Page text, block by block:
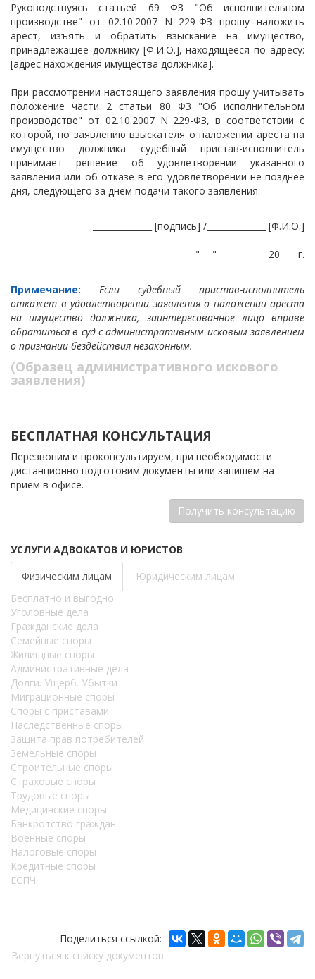
Руководствуясь статьей 69 ФЗ "Об исполнительном
производстве" от 02.10.2007 N 229-ФЗ прошу наложить
арест, изъять и обратить взыскание на имущество,
принадлежащее должнику [Ф.И.О.], находящееся по адресу:
[адрес нахождения имущества должника].
При рассмотрении настоящего заявления прошу учитывать
положение части 2 статьи 80 ФЗ "Об исполнительном
производстве" от 02.10.2007 N 229-ФЗ, в соответствии с
которой, по заявлению взыскателя о наложении ареста на
имущество должника судебный пристав-исполнитель
принимает решение об удовлетворении указанного
заявления или об отказе в его удовлетворении не позднее
дня, следующего за днем подачи такого заявления.
______________ [подпись] /______________ [Ф.И.О.]
"___" ___________ 20 ___ г.
Примечание:
Если судебный пристав-исполнитель
откажет в удовлетворении заявления о наложении ареста
на имущество должника, заинтересованное лицо вправе
обратиться в суд с административным исковым заявлением
о признании бездействия незаконным.
(Образец административного искового
заявления)
БЕСПЛАТНАЯ КОНСУЛЬТАЦИЯ
Перезвоним и проконсультируем, при необходимости
дистанционно подготовим документы или запишем на
прием в офисе.
Получить консультацию
УСЛУГИ АДВОКАТОВ И ЮРИСТОВ:
Физическим лицам
Юридическим лицам
Бесплатно и выгодно
Уголовные дела
Гражданские дела
Семейные споры
Жилищные споры
Административные дела
Долги. Ущерб. Убытки
Миграционные споры
Споры с приставами
Наследственные споры
Защита прав потребителей
Земельные споры
Строительные споры
Страховые споры
Трудовые споры
Медицинские споры
Банкротство граждан
Военные споры
Налоговые споры
Кредитные споры
ЕСПЧ
Поделиться ссылкой:
Вернуться к списку документов